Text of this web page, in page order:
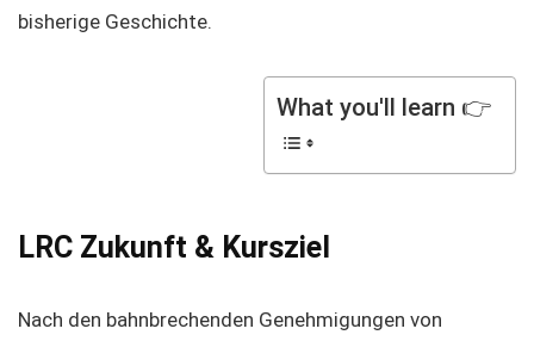
bisherige Geschichte.
What you'll learn 👉
LRC Zukunft & Kursziel
Nach den bahnbrechenden Genehmigungen von